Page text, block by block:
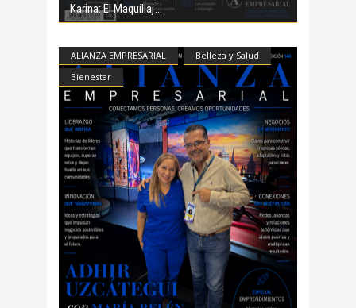
Karina: El Maquillaj
ALIANZA EMPRESARIAL
Belleza y Salud
Bienestar